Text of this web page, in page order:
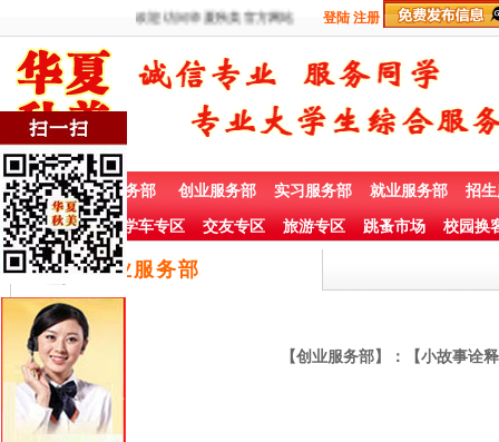
欢迎访问华夏秋美官方网站 登陆 注册
首 页 兼职服务部 创业服务部 实习服务部 就业服务部 招
社团赞助专栏 学车专区 交友专区 旅游专区 跳蚤市场 校园换
创业服务部
【创业服务部】：【小故事诠